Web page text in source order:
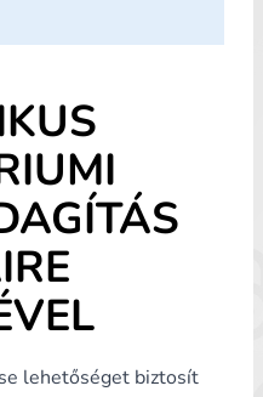
lehetőséget biztosít